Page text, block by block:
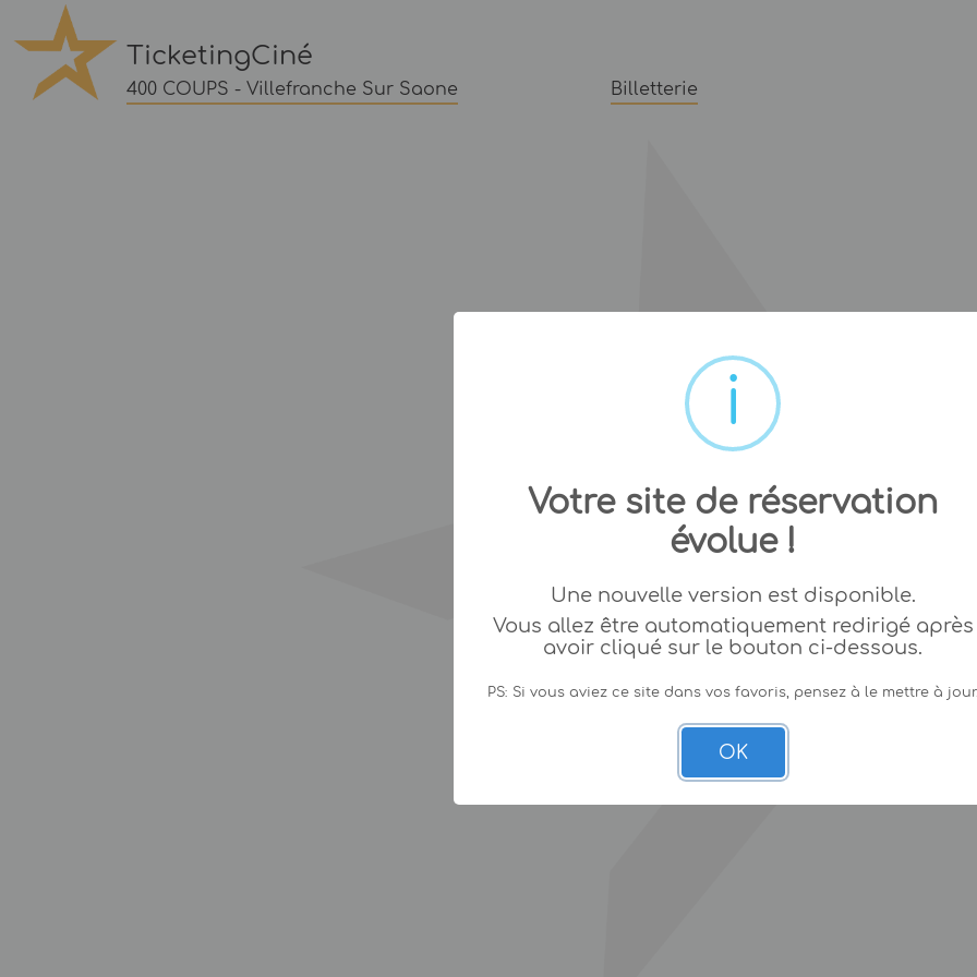
TicketingCiné
400 COUPS - Villefranche Sur Saone Billetterie
Votre site de réservation
évolue !
Une nouvelle version est disponible.
Vous allez être automatiquement redirigé après
avoir cliqué sur le bouton ci-dessous.
PS: Si vous aviez ce site dans vos favoris, pensez à le mettre à
OK